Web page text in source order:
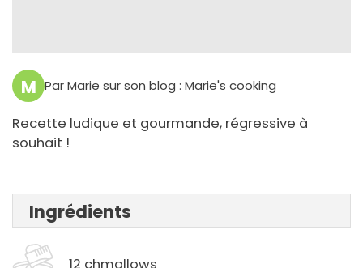
M Par Marie sur son blog : Marie's cooking
Recette ludique et gourmande, régressive à
souhait !
Ingrédients
12 chmallows